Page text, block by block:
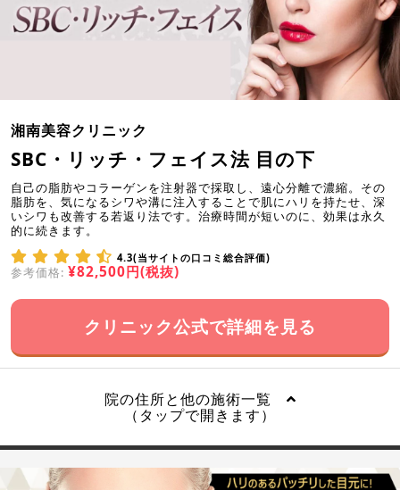
湘南美容クリニック
SBC・リッチ・フェイス法 目の下
自己の脂肪やコラーゲンを注射器で採取し、遠心分離で濃縮。その
脂肪を、気になるシワや溝に注入することで肌にハリを持たせ、深
いシワも改善する若返り法です。治療時間が短いのに、効果は永久
的に続きます。
4.3(当サイトの口コミ総合評価)
参考価格: ¥82,500円(税抜)
クリニック公式で詳細を見る
院の住所と他の施術一覧
（タップで開きます）